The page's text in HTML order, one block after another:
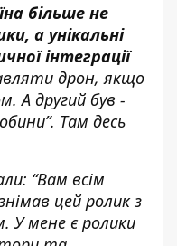
більше не
а унікальні
інтеграції
дрон, якщо
А другий був -
Там десь
“Вам всім
цей ролик з
У мене є ролики